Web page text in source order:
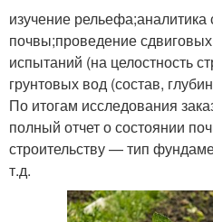
изучение
почвы;проведение
испытаний (на целостность
грунтовых вод (состав,
По итогам исследования
полный отчет о состоянии
строительству — тип
т.д.